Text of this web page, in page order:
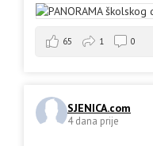
65 1 0
SJENICA.com
4 dana prije